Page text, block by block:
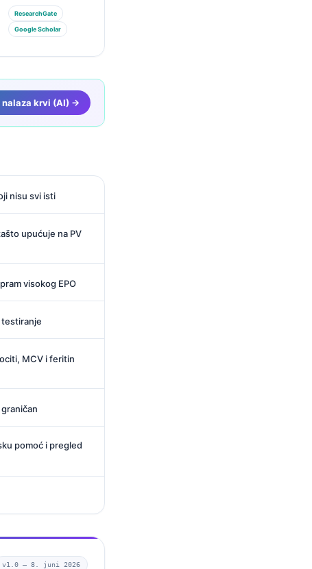
ResearchGate
Google Scholar
krvi (AI) →
nisu svi isti
upućuje na PV
visokog EPO
testiranje
MCV i feritin
pomoć i pregled
v1.0 — 8. juni 2026